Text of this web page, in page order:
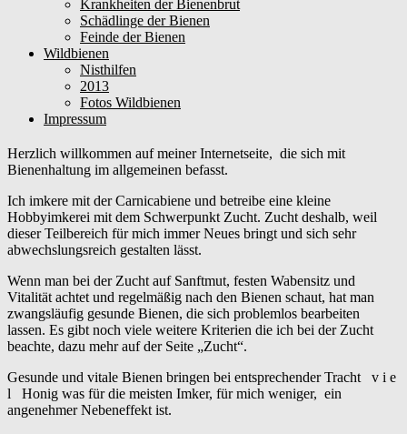
Krankheiten der Bienenbrut
Schädlinge der Bienen
Feinde der Bienen
Wildbienen
Nisthilfen
2013
Fotos Wildbienen
Impressum
Herzlich willkommen auf meiner Internetseite, die sich mit
Bienenhaltung im allgemeinen befasst.
Ich imkere mit der Carnicabiene und betreibe eine kleine
Hobbyimkerei mit dem Schwerpunkt Zucht. Zucht deshalb, weil
dieser Teilbereich für mich immer Neues bringt und sich sehr
abwechslungsreich gestalten lässt.
Wenn man bei der Zucht auf Sanftmut, festen Wabensitz und
Vitalität achtet und regelmäßig nach den Bienen schaut, hat man
zwangsläufig gesunde Bienen, die sich problemlos bearbeiten
lassen. Es gibt noch viele weitere Kriterien die ich bei der Zucht
beachte, dazu mehr auf der Seite „Zucht“.
Gesunde und vitale Bienen bringen bei entsprechender Tracht v i e
l Honig was für die meisten Imker, für mich weniger, ein
angenehmer Nebeneffekt ist.